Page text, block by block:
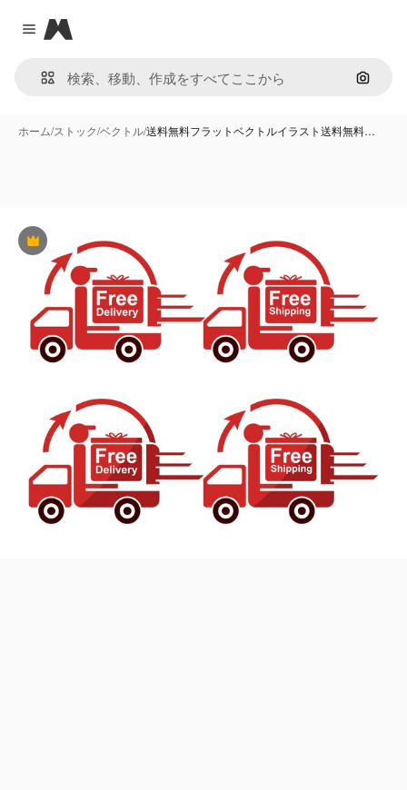
Close menu
Magnific
画像で
ホーム/ストック/ベクトル/送料無料フラットベクトルイラスト送料無料…
Premium